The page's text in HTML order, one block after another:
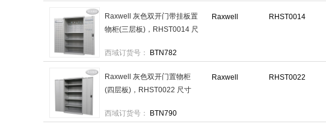
Raxwell RHST0014
Raxwell 灰色双开门带挂板置
物柜(三层板)，RHST0014 尺
mm):1000×600×1800 售卖规
西域订货号： BTN782
Raxwell RHST0022
Raxwell 灰色双开门置物柜
(四层板)，RHST0022 尺寸
mm):1000×500×1800 售卖规
西域订货号： BTN790